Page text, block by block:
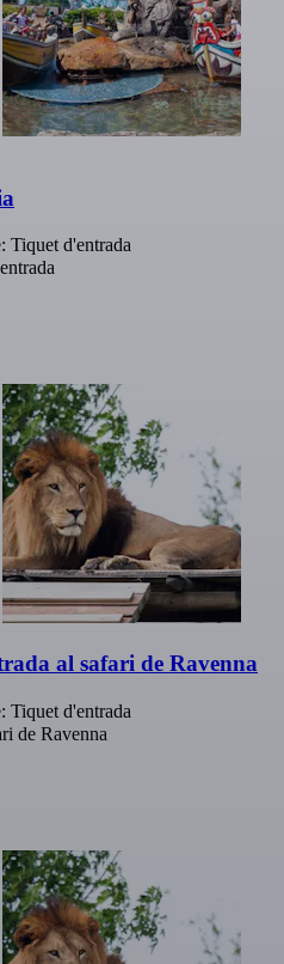
Tiquet d'entrada
al safari de Ravenna
Tiquet d'entrada
de Ravenna